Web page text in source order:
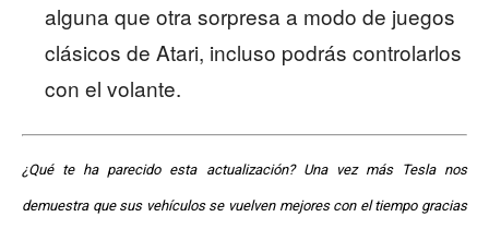
alguna que otra sorpresa a modo de juegos
clásicos de Atari, incluso podrás controlarlos
con el volante.
¿Qué te ha parecido esta actualización? Una vez más Tesla nos
demuestra que sus vehículos se vuelven mejores con el tiempo gracias